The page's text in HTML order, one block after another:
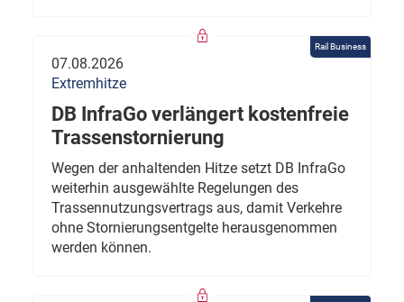
Rail Business
07.08.2026
Extremhitze
DB InfraGo verlängert kostenfreie
Trassenstornierung
Wegen der anhaltenden Hitze setzt DB InfraGo
weiterhin ausgewählte Regelungen des
Trassennutzungsvertrags aus, damit Verkehre
ohne Stornierungsentgelte herausgenommen
werden können.